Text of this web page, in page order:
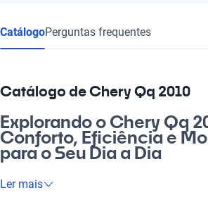
CatálogoPerguntas frequentes
Catálogo de Chery Qq 2010
Explorando o Chery Qq
Conforto, Eficiência e
para o Seu Dia a Dia
Se você busca um veículo que una estilo,
Ler mais